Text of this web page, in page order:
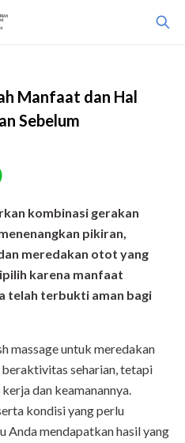
Manfaat dan Hal
Sebelum
kombinasi gerakan
pikiran,
meredakan otot yang
karena manfaat
telah terbukti aman bagi
massage untuk meredakan
seharian, tetapi
dan keamanannya.
kondisi yang perlu
mendapatkan hasil yang